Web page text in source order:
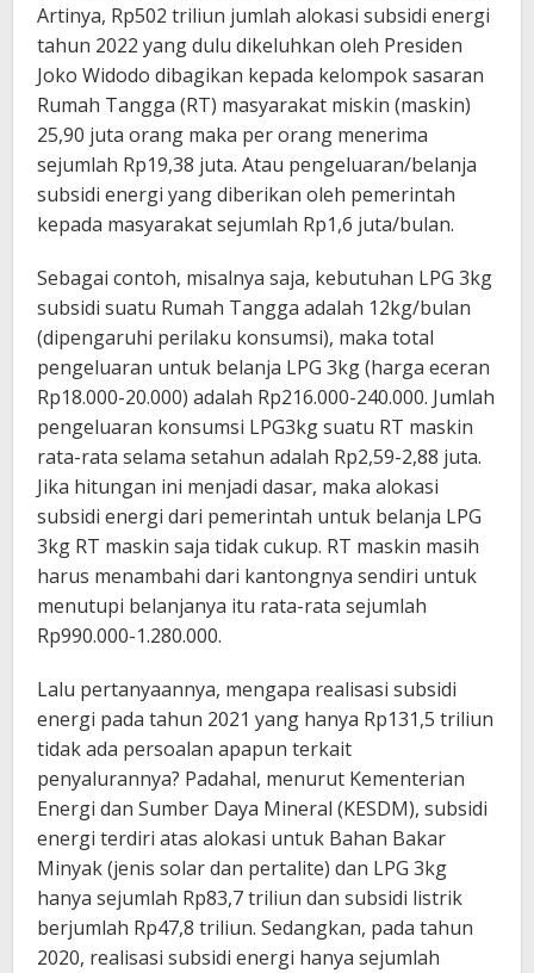
Artinya, Rp502 triliun jumlah alokasi subsidi energi
tahun 2022 yang dulu dikeluhkan oleh Presiden
Joko Widodo dibagikan kepada kelompok sasaran
Rumah Tangga (RT) masyarakat miskin (maskin)
25,90 juta orang maka per orang menerima
sejumlah Rp19,38 juta. Atau pengeluaran/belanja
subsidi energi yang diberikan oleh pemerintah
kepada masyarakat sejumlah Rp1,6 juta/bulan.
Sebagai contoh, misalnya saja, kebutuhan LPG 3kg
subsidi suatu Rumah Tangga adalah 12kg/bulan
(dipengaruhi perilaku konsumsi), maka total
pengeluaran untuk belanja LPG 3kg (harga eceran
Rp18.000-20.000) adalah Rp216.000-240.000. Jumlah
pengeluaran konsumsi LPG3kg suatu RT maskin
rata-rata selama setahun adalah Rp2,59-2,88 juta.
Jika hitungan ini menjadi dasar, maka alokasi
subsidi energi dari pemerintah untuk belanja LPG
3kg RT maskin saja tidak cukup. RT maskin masih
harus menambahi dari kantongnya sendiri untuk
menutupi belanjanya itu rata-rata sejumlah
Rp990.000-1.280.000.
Lalu pertanyaannya, mengapa realisasi subsidi
energi pada tahun 2021 yang hanya Rp131,5 triliun
tidak ada persoalan apapun terkait
penyalurannya? Padahal, menurut Kementerian
Energi dan Sumber Daya Mineral (KESDM), subsidi
energi terdiri atas alokasi untuk Bahan Bakar
Minyak (jenis solar dan pertalite) dan LPG 3kg
hanya sejumlah Rp83,7 triliun dan subsidi listrik
berjumlah Rp47,8 triliun. Sedangkan, pada tahun
2020, realisasi subsidi energi hanya sejumlah